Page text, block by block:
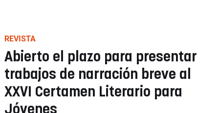
REVISTA
Abierto el plazo para presentar
trabajos de narración breve al
XXVI Certamen Literario para
Jóvenes